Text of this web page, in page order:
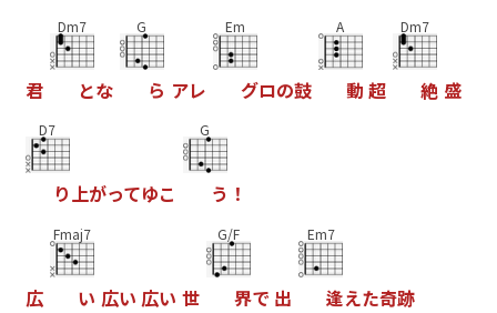
君
Dm7
とな
G
ら アレ
Em
グロの鼓
A
動 超
Dm7
絶 盛
D7
り上がってゆこ
G
う ！
広
Fmaj7
い 広い 広い 世
G/F
界で 出
Em7
逢えた奇跡